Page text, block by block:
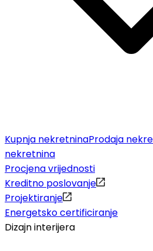
Kupnja nekretninaProdaja
nekretnina
Procjena vrijednosti
Kreditno poslovanje
Projektiranje
Energetsko certificiranje
Dizajn interijera